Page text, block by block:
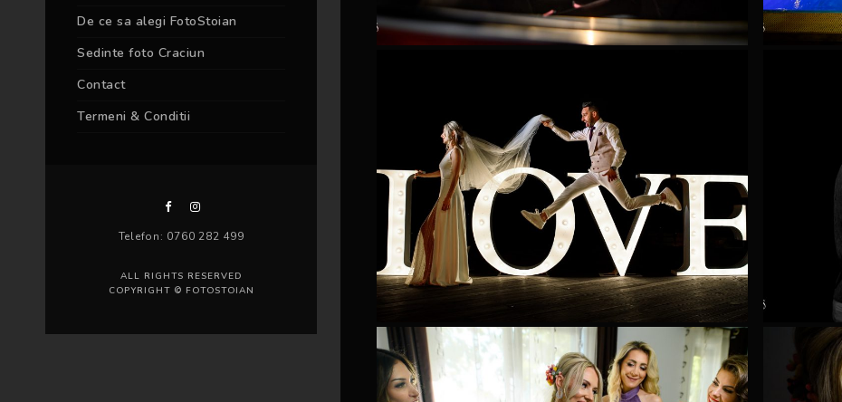
De ce sa alegi FotoStoian
Sedinte foto Craciun
Contact
Termeni & Conditii
Telefon: 0760 282 499
ALL RIGHTS RESERVED
COPYRIGHT © FOTOSTOIAN